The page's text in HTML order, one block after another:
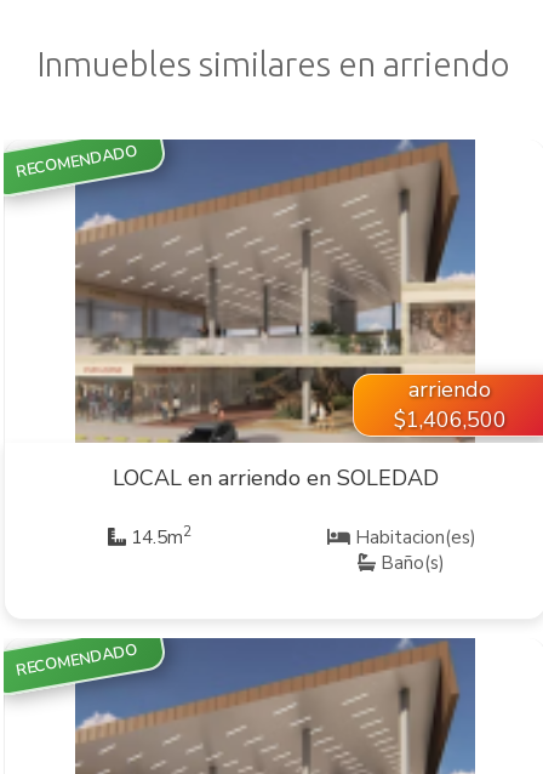
Inmuebles similares en arriendo
VER INMUEBLE
RECOMENDADO
arriendo
$1,406,500
LOCAL en arriendo en SOLEDAD
14.5m2
Habitacion(es)
Baño(s)
RECOMENDADO